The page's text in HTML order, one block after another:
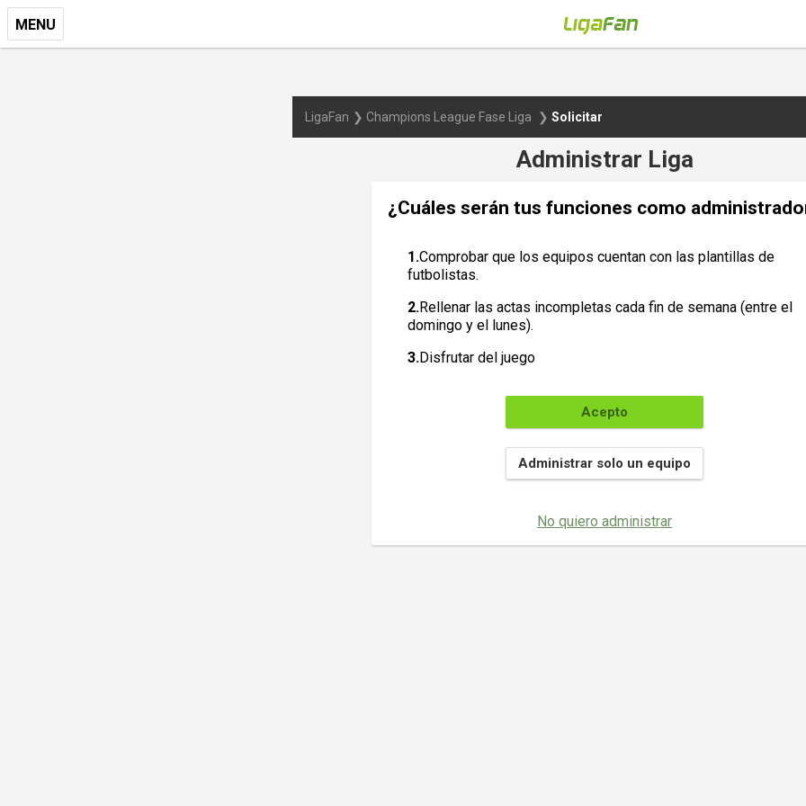
MENU
LigaFan Champions League Fase Liga Solicitar
Administrar Liga
¿Cuáles serán tus funciones como
Comprobar que los equipos cuentan con las plantillas de
futbolistas.
Rellenar las actas incompletas cada fin de semana (entre el
domingo y el lunes).
Disfrutar del juego
Acepto
Administrar solo un equipo
No quiero administrar